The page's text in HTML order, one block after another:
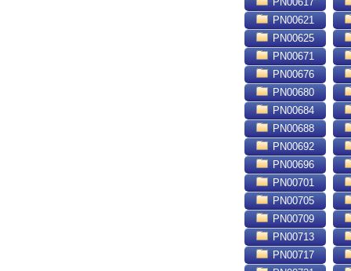
PN00621
PN00625
PN00671
PN00676
PN00680
PN00684
PN00688
PN00692
PN00696
PN00701
PN00705
PN00709
PN00713
PN00717